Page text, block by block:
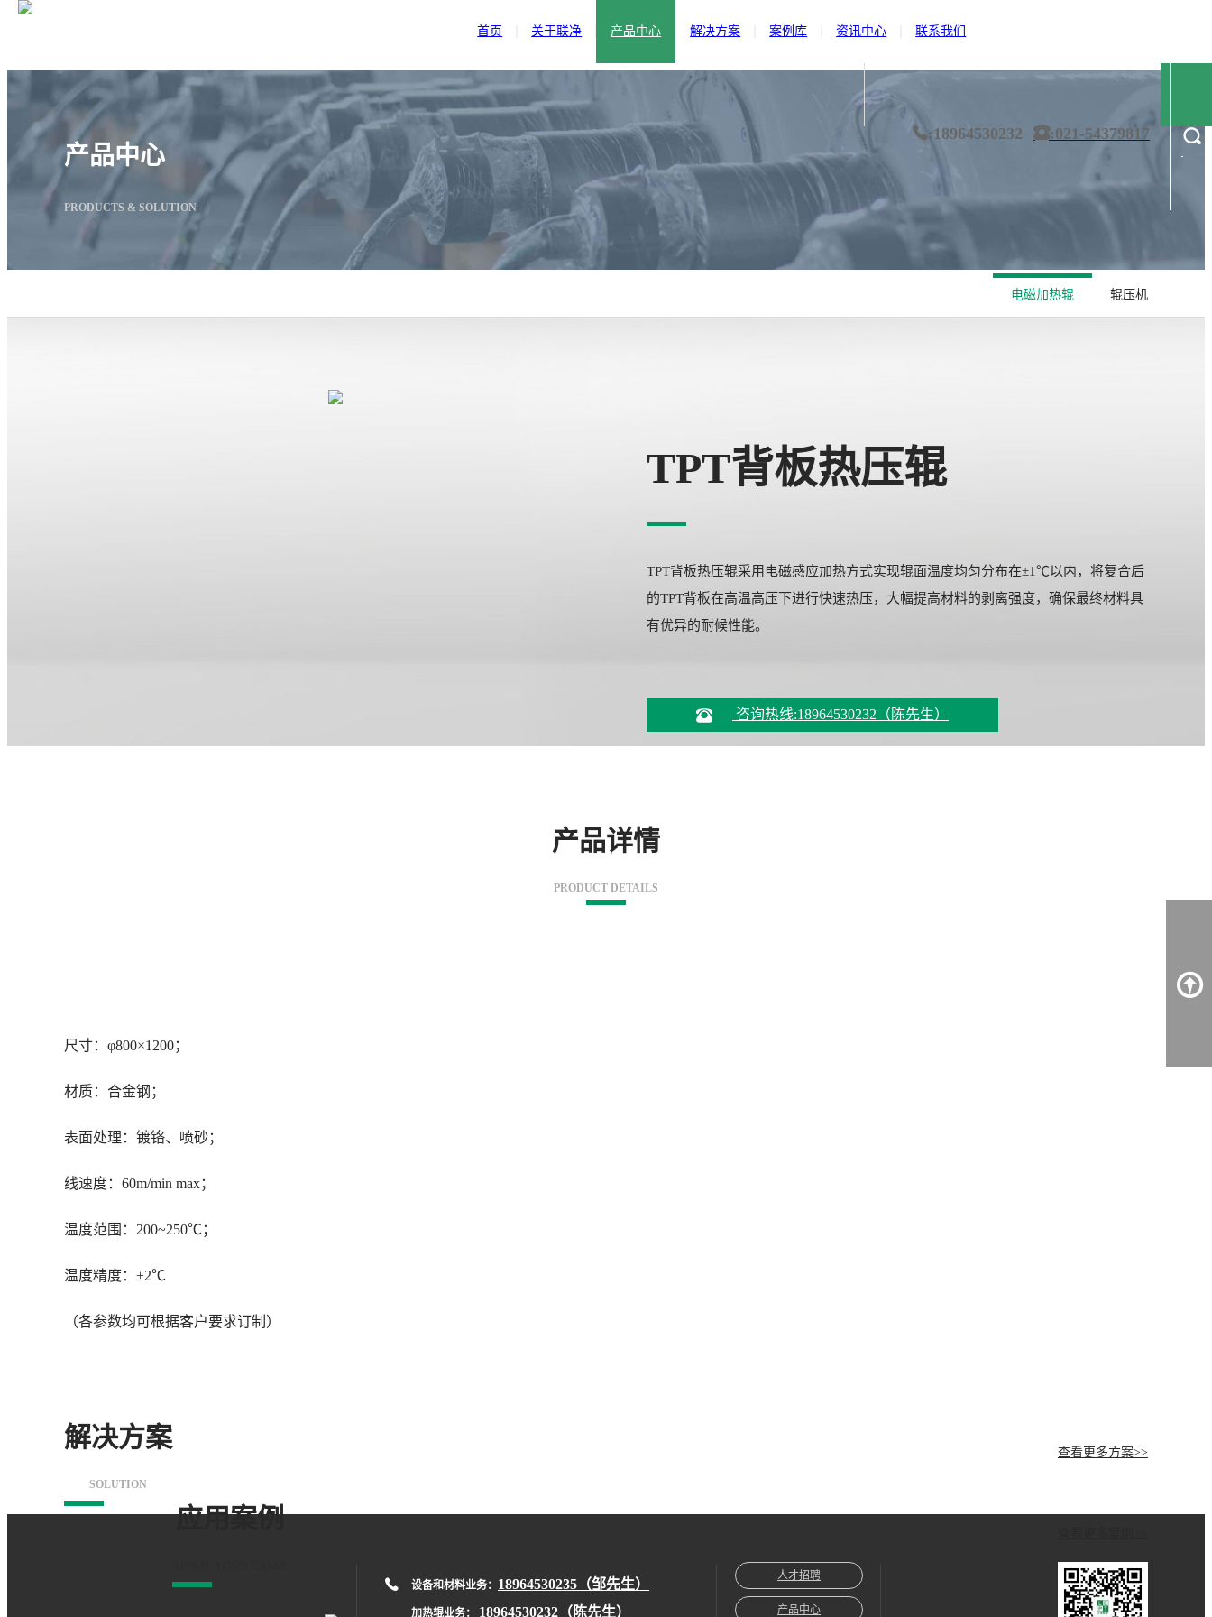
首页 关于联净
· 公司介绍 · 研发与专利
产品中心
· 电磁加热辊 · 辊压机
解决方案
· 新能源 · 膜材料
案例库 资讯中心
· 公司新闻
联系我们
:18964530232 :021-54379817
产品中心
PRODUCTS & SOLUTION
电磁加热辊 辊压机
TPT背板热压辊
TPT背板热压辊采用电磁感应加热方式实现辊面温度均匀分布在±1℃以内，将复合后
的TPT背板在高温高压下进行快速热压，大幅提高材料的剥离强度，确保最终材料具
有优异的耐候性能。
咨询热线:18964530232（陈先生）
产品详情
PRODUCT DETAILS
尺寸：φ800×1200；
材质：合金钢；
表面处理：镀铬、喷砂；
线速度：60m/min max；
温度范围：200~250℃；
温度精度：±2℃
（各参数均可根据客户要求订制）
解决方案
SOLUTION
查看更多方案>>
应用案例
设备和材料业务： 18964530235（邹先生）
加热辊业务： 18964530232（陈先生）
人才招聘
产品中心